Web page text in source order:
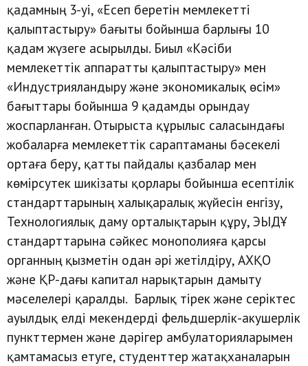
қадамның 3-уі, «Есеп беретін мемлекетті
қалыптастыру» бағыты бойынша барлығы 10
қадам жүзеге асырылды. Биыл «Кәсіби
мемлекеттік аппаратты қалыптастыру» мен
«Индустрияландыру және экономикалық өсім»
бағыттары бойынша 9 қадамды орындау
жоспарланған. Отырыста құрылыс саласындағы
жобаларға мемлекеттік сараптаманы бәсекелі
ортаға беру, қатты пайдалы қазбалар мен
көмірсутек шикізаты қорлары бойынша есептілік
стандарттарының халықаралық жүйесін енгізу,
Технологиялық даму орталықтарын құру, ЭЫДҰ
стандарттарына сәйкес монополияға қарсы
органның қызметін одан әрі жетілдіру, АХҚО
және ҚР-дағы капитал нарықтарын дамыту
мәселелері қаралды. Барлық тірек және серіктес
ауылдық елді мекендерді фельдшерлік-акушерлік
пункттермен және дәрігер амбулаторияларымен
қамтамасыз етуге, студенттер жатақханаларын